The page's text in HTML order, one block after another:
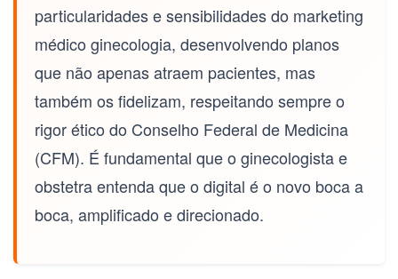
particularidades e sensibilidades do marketing
médico ginecologia, desenvolvendo planos
que não apenas atraem pacientes, mas
também os fidelizam, respeitando sempre o
rigor ético do Conselho Federal de Medicina
(CFM). É fundamental que o ginecologista e
obstetra entenda que o digital é o novo boca a
boca, amplificado e direcionado.